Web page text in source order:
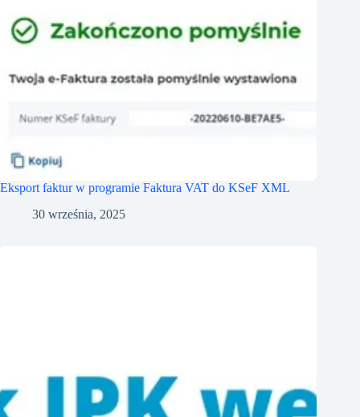
Eksport faktur w programie Faktura VAT do KSeF XML
30 września, 2025